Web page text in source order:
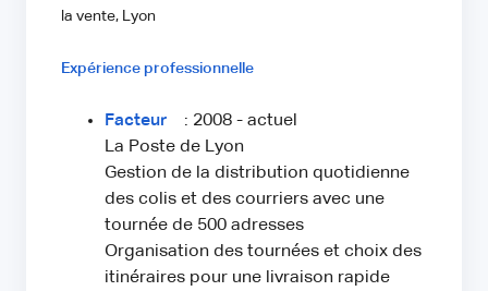
la vente, Lyon
Expérience professionnelle
Facteur
: 2008 - actuel
La Poste de Lyon
Gestion de la distribution quotidienne
des colis et des courriers avec une
tournée de 500 adresses
Organisation des tournées et choix des
itinéraires pour une livraison rapide